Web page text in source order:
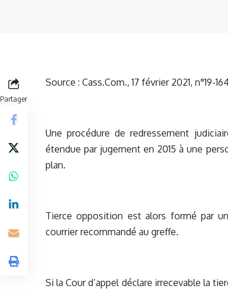
Partager
Source : Cass.Com., 17 février 2021, n°19-
Une procédure de redressement
étendue par jugement en 2015 à une
plan.
Tierce opposition est alors formé par
courrier recommandé au greffe.
Si la Cour d’appel déclare irrecevable la